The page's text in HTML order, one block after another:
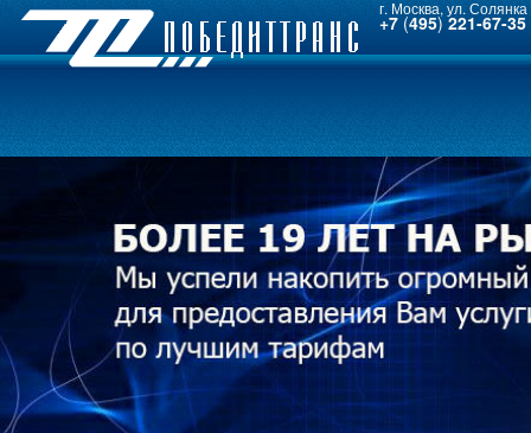
г. Москва, ул.
+7 (495)221-67-35